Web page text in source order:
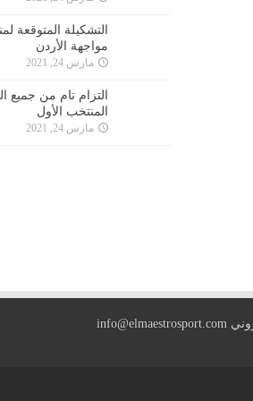
التشكيلة المتوقعة
مواجهة الأردن
مارس 24, 2021
التزام تام من جميع
المنتخب الأول
مارس 24, 2021
info@elmaestrosport.com